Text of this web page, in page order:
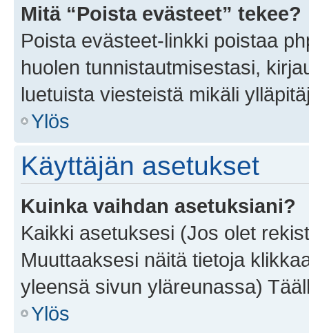
Mitä “Poista evästeet” tekee?
Poista evästeet-linkki poistaa
huolen tunnistautmisestasi,
luetuista viesteistä mikäli
Ylös
Käyttäjän asetukset
Kuinka vaihdan asetuksiani?
Kaikki asetuksesi (Jos olet
Muuttaaksesi näitä tietoja
yleensä sivun yläreunassa)
Ylös